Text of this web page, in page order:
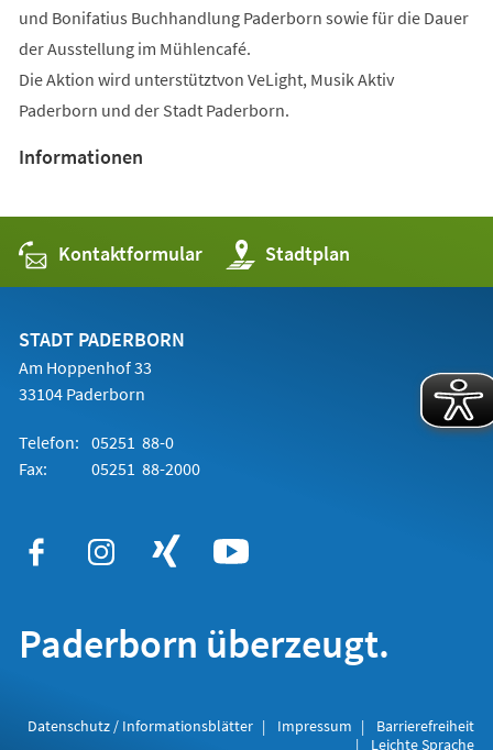
und Bonifatius Buchhandlung Paderborn sowie für die Dauer
der Ausstellung im Mühlencafé.
Die Aktion wird unterstütztvon VeLight, Musik Aktiv
Paderborn und der Stadt Paderborn.
Informationen
Kontaktformular Stadtplan
(Öffnet
in
einem
STADT PADERBORN
Am Hoppenhof 33
33104 Paderborn
Telefon: 05251 88-0
Fax:
05251 88-2000
Paderborn überzeugt.
Datenschutz / Informationsblätter Impressum
Barrierefreiheit
Leichte Sprache